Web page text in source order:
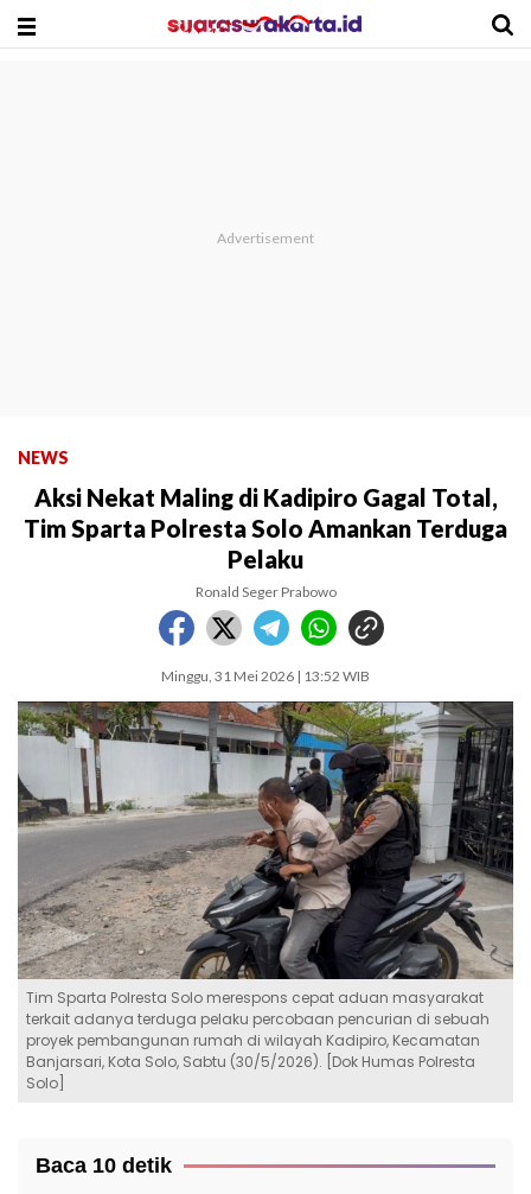
NEWS
Aksi Nekat Maling di Kadipiro Gagal Total,
Tim Sparta Polresta Solo Amankan Terduga
Pelaku
Ronald Seger Prabowo
Minggu, 31 Mei 2026 | 13:52 WIB
Tim Sparta Polresta Solo merespons cepat aduan masyarakat
terkait adanya terduga pelaku percobaan pencurian di sebuah
proyek pembangunan rumah di wilayah Kadipiro, Kecamatan
Banjarsari, Kota Solo, Sabtu (30/5/2026). [Dok Humas Polresta
Solo]
Baca 10 detik